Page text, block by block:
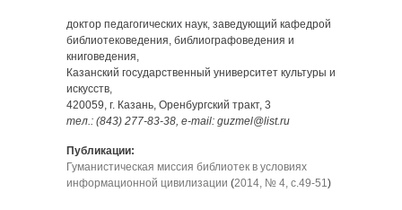
доктор педагогических наук, заведующий кафедрой
библиотековедения, библиографоведения и
книговедения,
Казанский государственный университет культуры и
искусств,
420059, г. Казань, Оренбургский тракт, 3
тел.: (843) 277-83-38, e-mail: guzmel@list.ru
Публикации:
Гуманистическая миссия библиотек в условиях
информационной цивилизации (2014, № 4, с.49-51)